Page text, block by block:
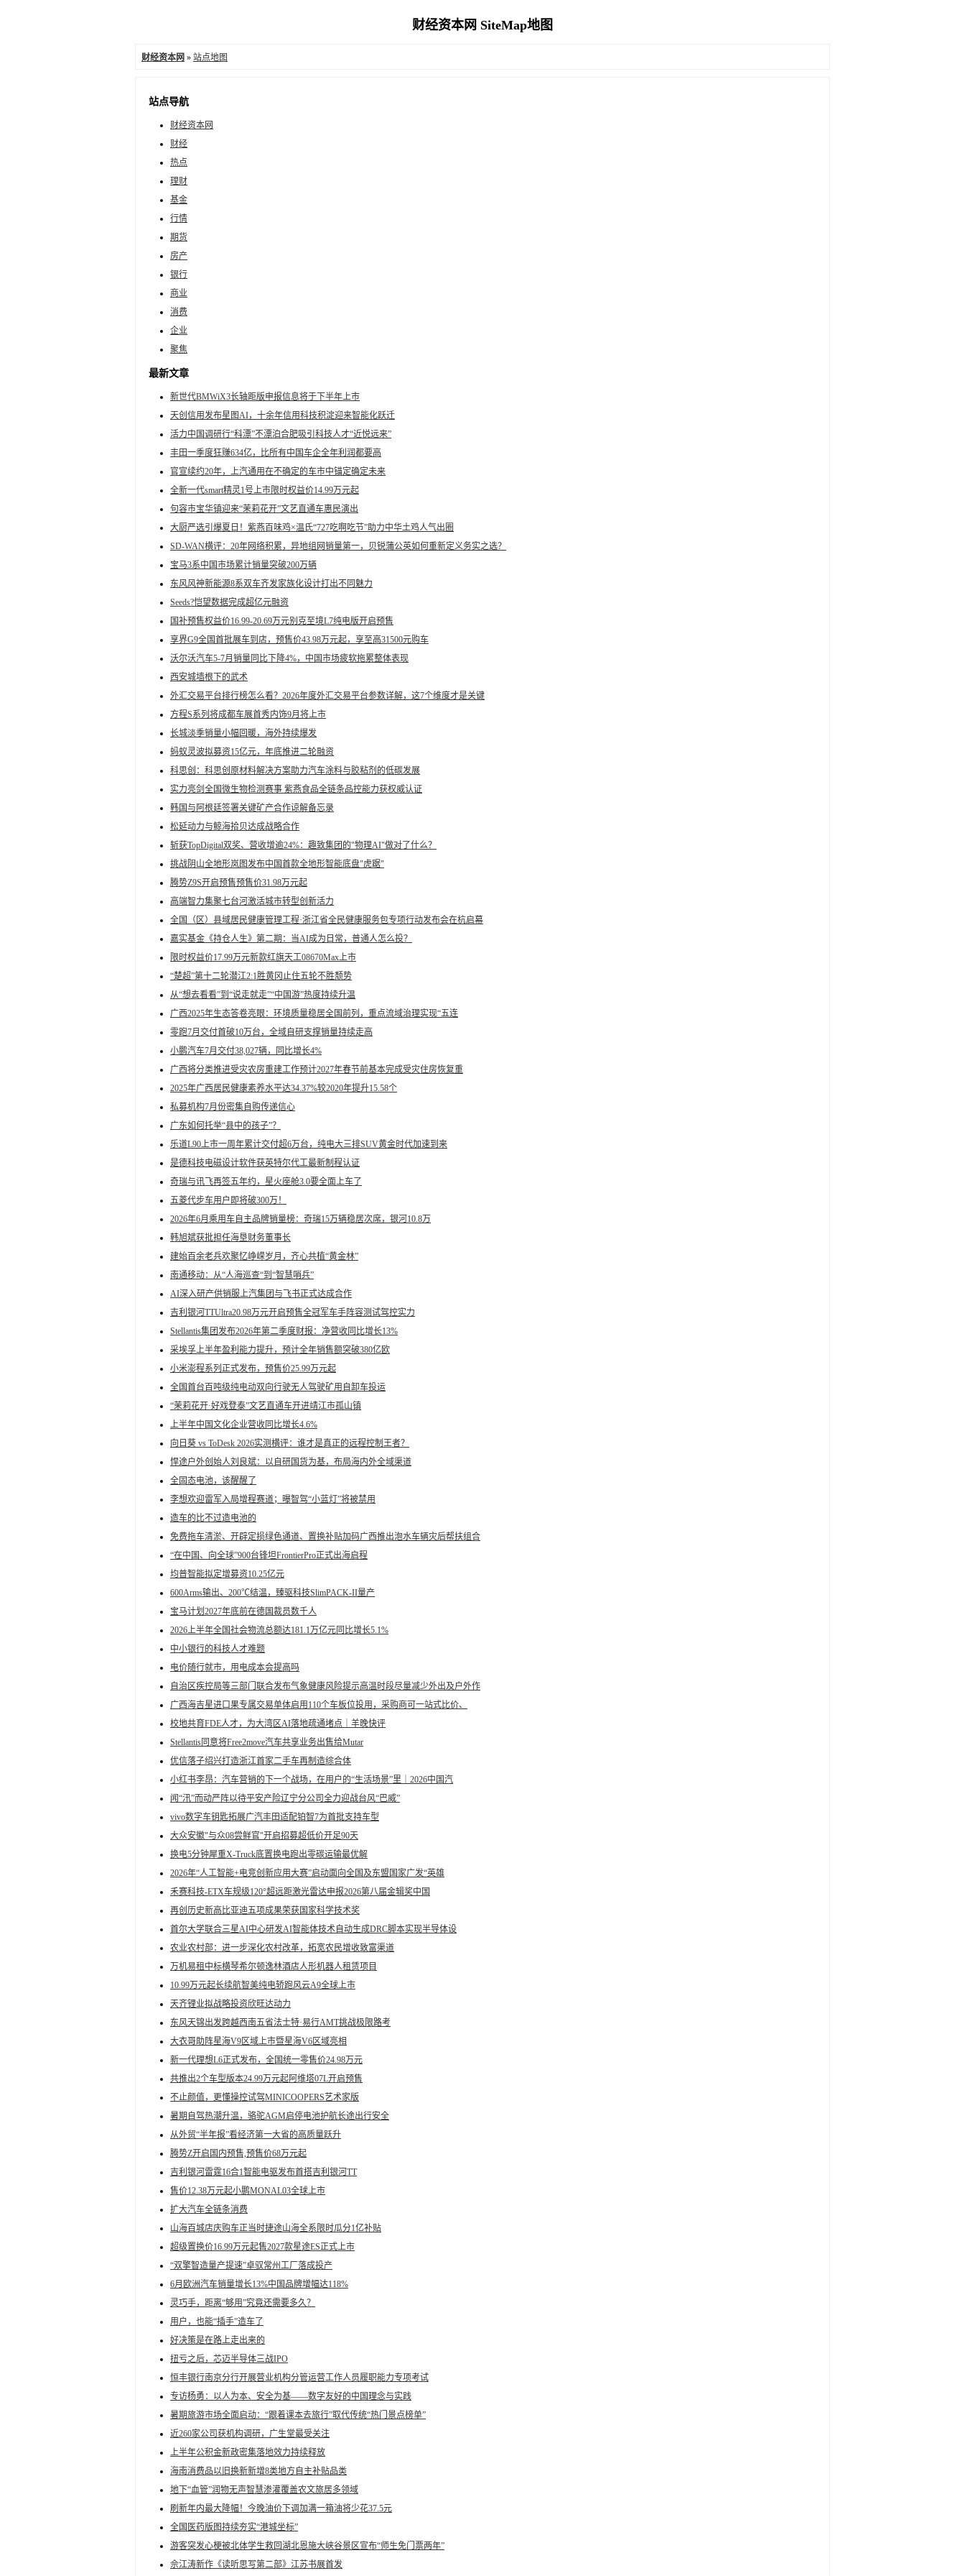
财经资本网 SiteMap地图
财经资本网 » 站点地图
站点导航
财经资本网
财经
热点
理财
基金
行情
期货
房产
银行
商业
消费
企业
聚焦
最新文章
新世代BMWiX3长轴距版申报信息将于下半年上市
天创信用发布星图AI，十余年信用科技积淀迎来智能化跃迁
活力中国调研行“科漂”不漂泊合肥吸引科技人才“近悦远来”
丰田一季度狂赚634亿，比所有中国车企全年利润都要高
官宣续约20年，上汽通用在不确定的车市中锚定确定未来
全新一代smart精灵1号上市限时权益价14.99万元起
句容市宝华镇迎来“茉莉花开”文艺直通车惠民演出
大厨严选引爆夏日！紫燕百味鸡×温氏“727吃啊吃节”助力中华土鸡人气出圈
SD-WAN横评：20年网络积累，异地组网销量第一，贝锐蒲公英如何重新定义务实之选？
宝马3系中国市场累计销量突破200万辆
东风风神新能源8系双车齐发家族化设计打出不同魅力
Seeds?恺望数据完成超亿元融资
国补预售权益价16.99-20.69万元别克至境L7纯电版开启预售
享界G9全国首批展车到店，预售价43.98万元起，享至高31500元购车
沃尔沃汽车5-7月销量同比下降4%，中国市场疲软拖累整体表现
西安城墙根下的武术
外汇交易平台排行榜怎么看？2026年度外汇交易平台参数详解，这7个维度才是关键
方程S系列将成都车展首秀内饰9月将上市
长城淡季销量小幅回暖，海外持续爆发
蚂蚁灵波拟募资15亿元，年底推进二轮融资
科思创：科思创原材料解决方案助力汽车涂料与胶粘剂的低碳发展
实力亮剑全国微生物检测赛事 紫燕食品全链条品控能力获权威认证
韩国与阿根廷签署关键矿产合作谅解备忘录
松延动力与鲸海拾贝达成战略合作
斩获TopDigital双奖、营收增逾24%：趣致集团的"物理AI"做对了什么？
挑战阴山全地形岚图发布中国首款全地形智能底盘"虎踞"
腾势Z9S开启预售预售价31.98万元起
高端智力集聚七台河激活城市转型创新活力
全国（区）县域居民健康管理工程·浙江省全民健康服务包专项行动发布会在杭启幕
嘉实基金《持仓人生》第二期：当AI成为日常，普通人怎么投？
限时权益价17.99万元新款红旗天工08670Max上市
“楚超”第十二轮潜江2:1胜黄冈止住五轮不胜颓势
从“想去看看”到“说走就走”“中国游”热度持续升温
广西2025年生态答卷亮眼：环境质量稳居全国前列，重点流域治理实现“五连
零跑7月交付首破10万台，全域自研支撑销量持续走高
小鹏汽车7月交付38,027辆，同比增长4%
广西将分类推进受灾农房重建工作预计2027年春节前基本完成受灾住房恢复重
2025年广西居民健康素养水平达34.37%较2020年提升15.58个
私募机构7月份密集自购传递信心
广东如何托举“县中的孩子”？
乐道L90上市一周年累计交付超6万台，纯电大三排SUV黄金时代加速到来
是德科技电磁设计软件获英特尔代工最新制程认证
奇瑞与讯飞再签五年约，星火座舱3.0要全面上车了
五菱代步车用户即将破300万！
2026年6月乘用车自主品牌销量榜：奇瑞15万辆稳居次席，银河10.8万
韩旭斌获批担任海垦财务董事长
建始百余老兵欢聚忆峥嵘岁月，齐心共植“黄金林”
南通移动：从“人海巡查“到“智慧哨兵”
AI深入研产供销服上汽集团与飞书正式达成合作
吉利银河TTUltra20.98万元开启预售全冠军车手阵容测试驾控实力
Stellantis集团发布2026年第二季度财报：净营收同比增长13%
采埃孚上半年盈利能力提升，预计全年销售额突破380亿欧
小米澎程系列正式发布，预售价25.99万元起
全国首台百吨级纯电动双向行驶无人驾驶矿用自卸车投运
“茉莉花开·好戏登泰”文艺直通车开进靖江市孤山镇
上半年中国文化企业营收同比增长4.6%
向日葵 vs ToDesk 2026实测横评：谁才是真正的远程控制王者？
悍途户外创始人刘良斌：以自研国货为基，布局海内外全域渠道
全固态电池，该醒醒了
李想欢迎雷军入局增程赛道；曝智驾“小蓝灯”将被禁用
造车的比不过造电池的
免费拖车清淤、开辟定损绿色通道、置换补贴加码广西推出泡水车辆灾后帮扶组合
“在中国、向全球”900台锋坦FrontierPro正式出海启程
均普智能拟定增募资10.25亿元
600Arms输出、200℃结温，臻驱科技SlimPACK-II量产
宝马计划2027年底前在德国裁员数千人
2026上半年全国社会物流总额达181.1万亿元同比增长5.1%
中小银行的科技人才难题
电价随行就市，用电成本会提高吗
自治区疾控局等三部门联合发布气象健康风险提示高温时段尽量减少外出及户外作
广西海吉星进口果专属交易单体启用110个车板位投用，采购商可一站式比价、
校地共育FDE人才，为大湾区AI落地疏通堵点｜羊晚快评
Stellantis同意将Free2move汽车共享业务出售给Mutar
优信落子绍兴打造浙江首家二手车再制造综合体
小红书李昂：汽车营销的下一个战场，在用户的“生活场景”里｜2026中国汽
闻“汛”而动严阵以待平安产险辽宁分公司全力迎战台风“巴威”
vivo数字车钥匙拓展广汽丰田适配铂智7为首批支持车型
大众安徽"与众08尝鲜官"开启招募超低价开足90天
换电5分钟犀重X-Truck底置换电跑出零碳运输最优解
2026年“人工智能+电竞创新应用大赛”启动面向全国及东盟国家广发“英雄
禾赛科技-ETX车规级120°超远距激光雷达申报2026第八届金辑奖中国
再创历史新高比亚迪五项成果荣获国家科学技术奖
首尔大学联合三星AI中心研发AI智能体技术自动生成DRC脚本实现半导体设
农业农村部：进一步深化农村改革，拓宽农民增收致富渠道
万机易租中标横琴希尔顿逸林酒店人形机器人租赁项目
10.99万元起长续航智美纯电轿跑风云A9全球上市
天齐锂业拟战略投资欣旺达动力
东风天锦出发跨越西南五省法士特·易行AMT挑战极限路考
大衣哥助阵星海V9区域上市暨星海V6区域亮相
新一代理想L6正式发布，全国统一零售价24.98万元
共推出2个车型版本24.99万元起阿维塔07L开启预售
不止颜值，更懂操控试驾MINICOOPERS艺术家版
暑期自驾热潮升温，骆驼AGM启停电池护航长途出行安全
从外贸“半年报”看经济第一大省的高质量跃升
腾势Z开启国内预售,预售价68万元起
吉利银河雷霆16合1智能电驱发布首搭吉利银河TT
售价12.38万元起小鹏MONAL03全球上市
扩大汽车全链条消费
山海百城店庆购车正当时捷途山海全系限时瓜分1亿补贴
超级置换价16.99万元起售2027款星途ES正式上市
“双擎智造量产提速”卓驭常州工厂落成投产
6月欧洲汽车销量增长13%中国品牌增幅达118%
灵巧手，距离“够用”究竟还需要多久？
用户，也能“插手”造车了
好决策是在路上走出来的
扭亏之后，芯迈半导体三战IPO
恒丰银行南京分行开展营业机构分管运营工作人员履职能力专项考试
专访杨勇：以人为本、安全为基——数字友好的中国理念与实践
暑期旅游市场全面启动：“跟着课本去旅行”取代传统“热门景点榜单”
近260家公司获机构调研，广生堂最受关注
上半年公积金新政密集落地效力持续释放
海南消费品以旧换新新增8类地方自主补贴品类
地下“血管”润物无声智慧渗灌覆盖农文旅居多领域
刷新年内最大降幅！今晚油价下调加满一箱油将少花37.5元
全国医药版图持续夯实“港城坐标”
游客突发心梗被北体学生救回湖北恩施大峡谷景区宣布“师生免门票两年”
佘江涛新作《读听思写第二部》江苏书展首发